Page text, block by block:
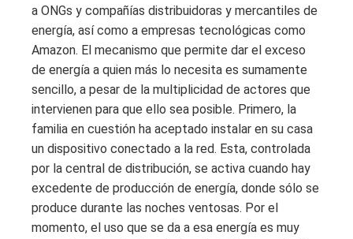
a ONGs y compañías distribuidoras y mercantiles de
energía, así como a empresas tecnológicas como
Amazon. El mecanismo que permite dar el exceso
de energía a quien más lo necesita es sumamente
sencillo, a pesar de la multiplicidad de actores que
intervienen para que ello sea posible. Primero, la
familia en cuestión ha aceptado instalar en su casa
un dispositivo conectado a la red. Esta, controlada
por la central de distribución, se activa cuando hay
excedente de producción de energía, donde sólo se
produce durante las noches ventosas. Por el
momento, el uso que se da a esa energía es muy